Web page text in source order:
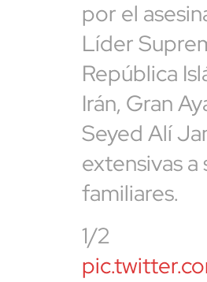
por el
Líder
República
Irán, Gran
Seyed Alí
extensivas a
familiares.
1/2